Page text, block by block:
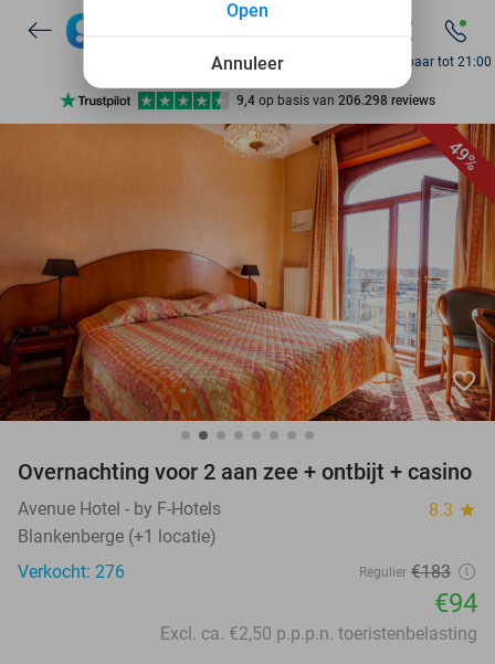
7 dagen per week beschikbaar
10+ miljoen leden
9,4 op basis van 206.298 reviews
Ontdek 15.000+ deals
7 dagen per week beschikbaar
10+ miljoen leden
Bereikbaar tot 21:00
49%
favorite_border
Overnachting voor 2 aan zee + ontbijt + casino
Avenue Hotel - by F-Hotels 8.3 star
Blankenberge (+1 locatie)
Verkocht: 276
Regulier €183
€94
Excl. ca. €2,50 p.p.p.n. toeristenbelasting
Annuleer
Open